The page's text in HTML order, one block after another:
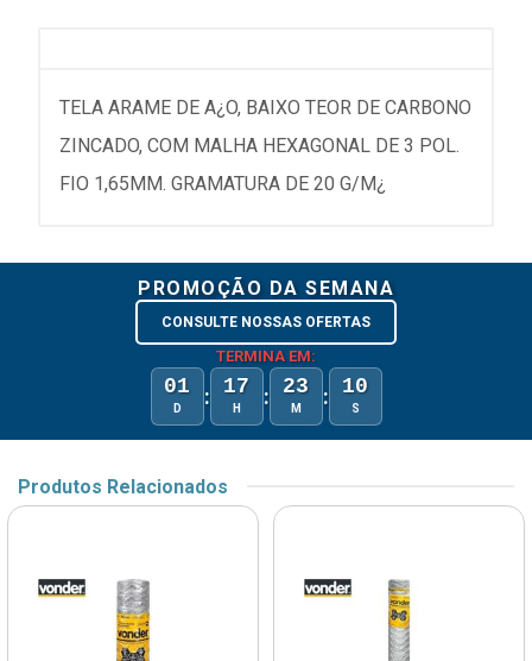
TELA ARAME DE A¿O, BAIXO TEOR DE CARBONO
ZINCADO, COM MALHA HEXAGONAL DE 3 POL.
FIO 1,65MM. GRAMATURA DE 20 G/M¿
PROMOÇÃO DA SEMANA
CONSULTE NOSSAS OFERTAS
TERMINA EM:
01
D : 17
H : 23
M : 10
S
Produtos Relacionados